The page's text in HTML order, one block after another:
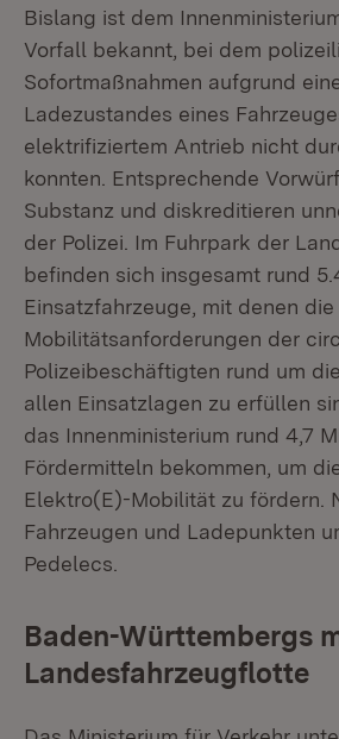
Bislang ist dem
Vorfall bekannt, bei dem
Sofortmaßnahmen aufgrund
Ladezustandes eines
elektrifiziertem Antrieb nicht
konnten. Entsprechende
Substanz und diskreditieren
der Polizei. Im Fuhrpark der
befinden sich insgesamt rund
Einsatzfahrzeuge, mit denen die
Mobilitätsanforderungen der
Polizeibeschäftigten rund um
allen Einsatzlagen zu erfüllen
das Innenministerium rund 4,7
Fördermitteln bekommen, um
Elektro(E)-Mobilität zu fördern.
Fahrzeugen und Ladepunkten
Pedelecs.
Baden-Württembergs
Landesfahrzeugflotte